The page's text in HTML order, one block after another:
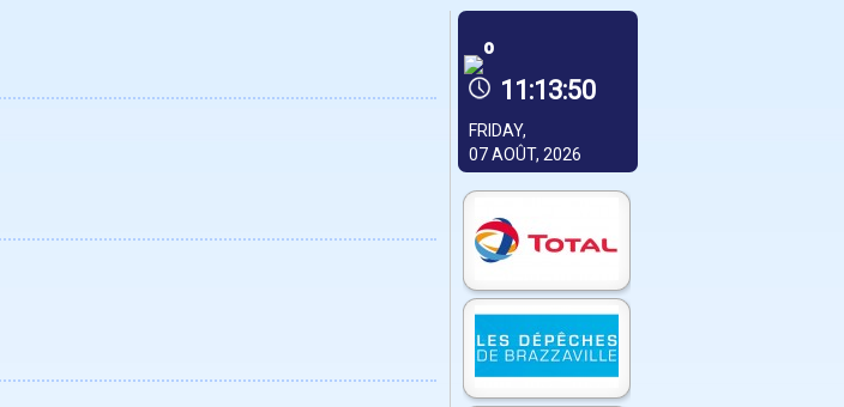
º
11:13:50
FRIDAY,
07 AOÛT, 2026